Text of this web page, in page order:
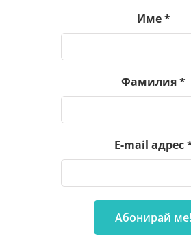
Име*
Фамилия*
E-mail адрес